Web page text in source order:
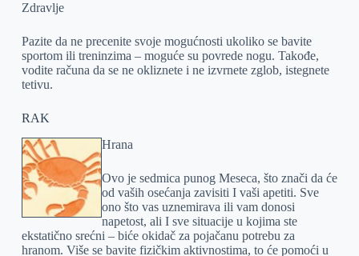
Zdravlje
Pazite da ne precenite svoje mogućnosti ukoliko se bavite
sportom ili treninzima – moguće su povrede nogu. Takođe,
vodite računa da se ne okliznete i ne izvrnete zglob, istegnete
tetivu.
RAK
Hrana
Ovo je sedmica punog Meseca, što znači da će
od vaših osećanja zavisiti I vaši apetiti. Sve
ono što vas uznemirava ili vam donosi
napetost, ali I sve situacije u kojima ste
ekstatično srećni – biće okidač za pojačanu potrebu za
hranom. Više se bavite fizičkim aktivnostima, to će pomoći u